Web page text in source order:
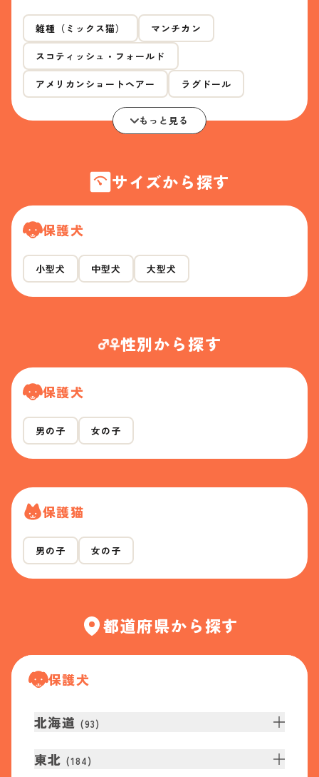
雑種（ミックス猫） マンチカン
スコティッシュ・フォールド
アメリカンショートヘアー ラグドール
もっと見る
サイズから探す
保護犬
小型犬 中型犬 大型犬
性別から探す
保護犬
男の子 女の子
保護猫
男の子 女の子
都道府県から探す
保護犬
北海道 (93)
東北 (184)